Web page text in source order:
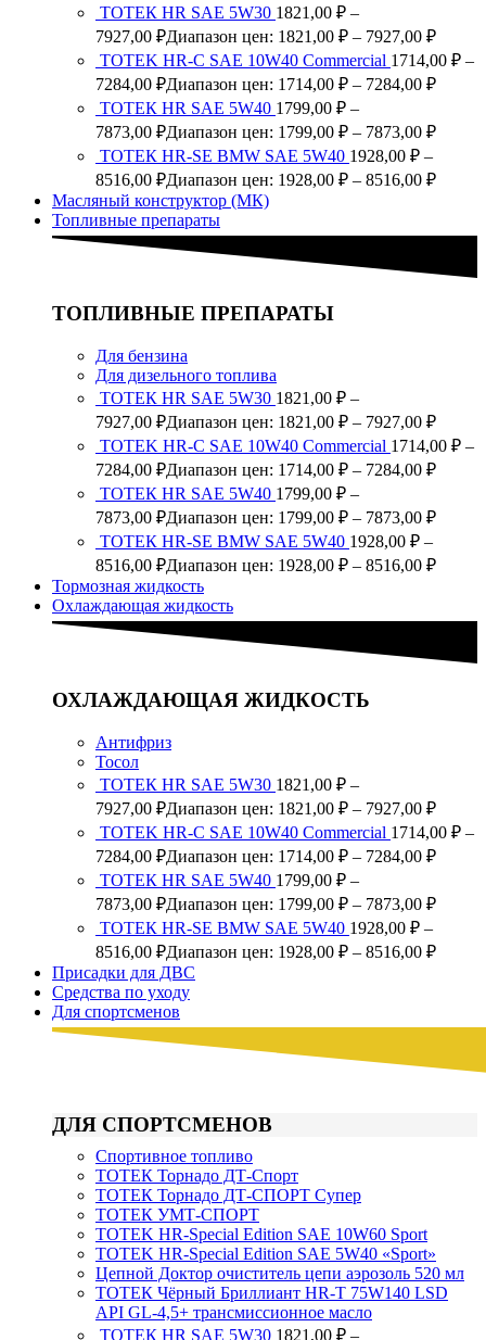
ТОТЕК HR SAE 5W30 1821,00 ₽ –
7927,00 ₽Диапазон цен: 1821,00 ₽ – 7927,00 ₽
TOTEK HR-C SAE 10W40 Commercial 1714,00 ₽ –
7284,00 ₽Диапазон цен: 1714,00 ₽ – 7284,00 ₽
ТОТЕК HR SAE 5W40 1799,00 ₽ –
7873,00 ₽Диапазон цен: 1799,00 ₽ – 7873,00 ₽
ТОТЕК HR-SE BMW SAE 5W40 1928,00 ₽ –
8516,00 ₽Диапазон цен: 1928,00 ₽ – 8516,00 ₽
Масляный конструктор (МК)
Топливные препараты
ТОПЛИВНЫЕ ПРЕПАРАТЫ
Для бензина
Для дизельного топлива
ТОТЕК HR SAE 5W30 1821,00 ₽ –
7927,00 ₽Диапазон цен: 1821,00 ₽ – 7927,00 ₽
TOTEK HR-C SAE 10W40 Commercial 1714,00 ₽ –
7284,00 ₽Диапазон цен: 1714,00 ₽ – 7284,00 ₽
ТОТЕК HR SAE 5W40 1799,00 ₽ –
7873,00 ₽Диапазон цен: 1799,00 ₽ – 7873,00 ₽
ТОТЕК HR-SE BMW SAE 5W40 1928,00 ₽ –
8516,00 ₽Диапазон цен: 1928,00 ₽ – 8516,00 ₽
Тормозная жидкость
Охлаждающая жидкость
ОХЛАЖДАЮЩАЯ ЖИДКОСТЬ
Антифриз
Тосол
ТОТЕК HR SAE 5W30 1821,00 ₽ –
7927,00 ₽Диапазон цен: 1821,00 ₽ – 7927,00 ₽
TOTEK HR-C SAE 10W40 Commercial 1714,00 ₽ –
7284,00 ₽Диапазон цен: 1714,00 ₽ – 7284,00 ₽
ТОТЕК HR SAE 5W40 1799,00 ₽ –
7873,00 ₽Диапазон цен: 1799,00 ₽ – 7873,00 ₽
ТОТЕК HR-SE BMW SAE 5W40 1928,00 ₽ –
8516,00 ₽Диапазон цен: 1928,00 ₽ – 8516,00 ₽
Присадки для ДВС
Средства по уходу
Для спортсменов
ДЛЯ СПОРТСМЕНОВ
Спортивное топливо
ТОТЕК Торнадо ДТ-Спорт
ТОТЕК Торнадо ДТ-СПОРТ Супер
ТОТЕК УМТ-СПОРТ
TOTEK HR-Special Edition SAE 10W60 Sport
TOTEK HR-Special Edition SAE 5W40 «Sport»
Цепной Доктор очиститель цепи аэрозоль 520 мл
ТОТЕК Чёрный Бриллиант HR-T 75W140 LSD
API GL-4,5+ трансмиссионное масло
ТОТЕК HR SAE 5W30 1821,00 ₽ –